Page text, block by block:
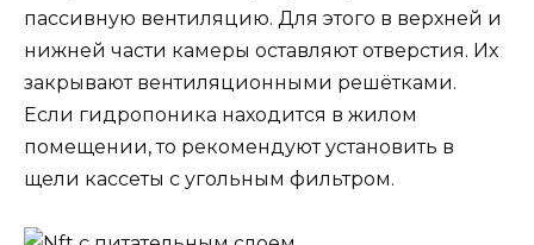
пассивную вентиляцию. Для этого в верхней и
нижней части камеры оставляют отверстия. Их
закрывают вентиляционными решётками.
Если гидропоника находится в жилом
помещении, то рекомендуют установить в
щели кассеты с угольным фильтром.